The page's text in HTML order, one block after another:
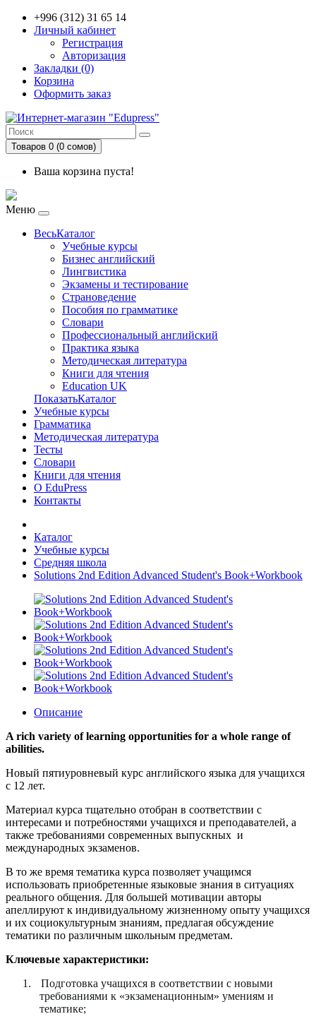
+996 (312) 31 65 14
Личный кабинет
Регистрация
Авторизация
Закладки (0)
Корзина
Оформить заказ
Товаров 0 (0 сомов)
Ваша корзина пуста!
Меню
ВесьКаталог
Учебные курсы
Бизнес английский
Лингвистика
Экзамены и тестирование
Страноведение
Пособия по грамматике
Словари
Профессиональный английский
Практика языка
Методическая литература
Книги для чтения
Education UK
ПоказатьКаталог
Учебные курсы
Грамматика
Методическая литература
Тесты
Словари
Книги для чтения
О EduPress
Контакты
Каталог
Учебные курсы
Средняя школа
Solutions 2nd Edition Advanced Student's Book+Workbook
Описание
A rich variety of learning opportunities for a whole range of
abilities.
Новый пятиуровневый курс английского языка для учащихся
с 12 лет.
Материал курса тщательно отобран в соответствии с
интересами и потребностями учащихся и преподавателей, а
также требованиями современных выпускных и
международных экзаменов.
В то же время тематика курса позволяет учащимся
использовать приобретенные языковые знания в ситуациях
реального общения. Для большей мотивации авторы
апеллируют к индивидуальному жизненному опыту учащихся
и их социокультурным знаниям, предлагая обсуждение
тематики по различным школьным предметам.
Ключевые характеристики:
1.
Подготовка учащихся в соответствии с новыми
требованиями к «экзаменационным» умениям и
тематике;